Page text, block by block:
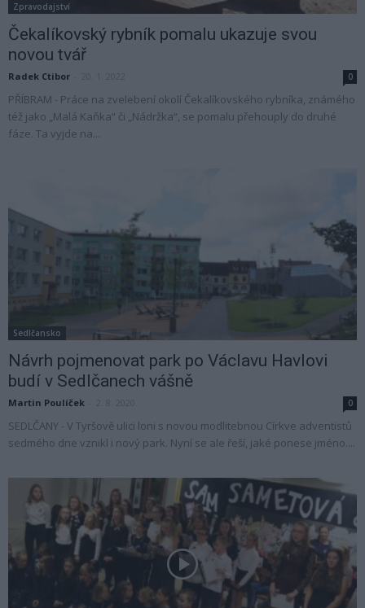
Zpravodajství
Čekalíkovský rybník pomalu ukazuje svou
novou tvář
Radek Ctibor 0
PŘÍBRAM - Práce na zvelebení okolí Čekalíkovského rybníka, známého
též jako „Malá Kaňka“ či „Nádržka“, se pomalu přehouply do druhé
fáze. Ta vyjde na...
Sedlčansko
Návrh pojmenovat park po Václavu Havlovi
budí v Sedlčanech vášně
Martin Poulíček 0
SEDLČANY - V Tyršově ulici loni s novou modlitebnou Církve adventistů
sedmého dne vznikl i nový park. Nyní se ale řeší, jaké ponese jméno....